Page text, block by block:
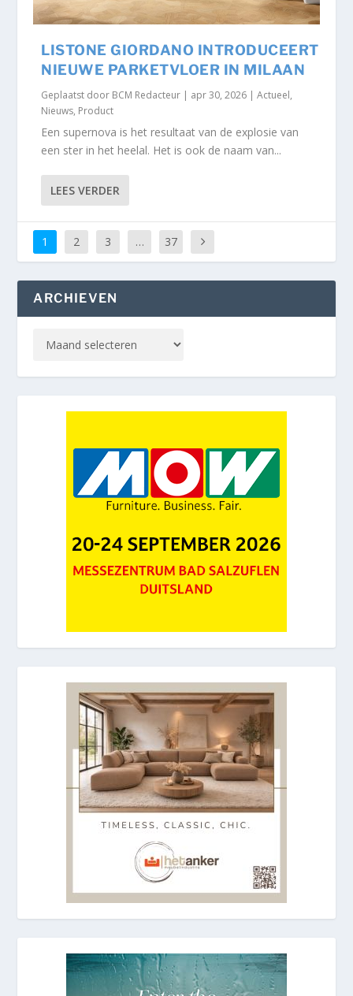
LISTONE GIORDANO INTRODUCEERT
NIEUWE PARKETVLOER IN MILAAN
Geplaatst door BCM Redacteur | apr 30, 2026 |Actueel,
Nieuws, Product
Een supernova is het resultaat van de explosie van
een ster in het heelal. Het is ook de naam van...
LEES VERDER
1 2 3 … 37
ARCHIEVEN